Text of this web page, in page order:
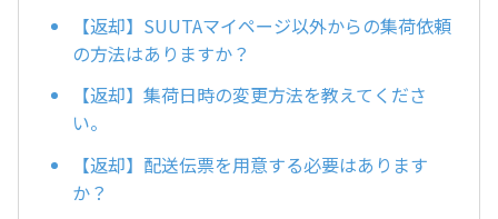
【返却】SUUTAマイページ以外からの集荷依頼
の方法はありますか？
【返却】集荷日時の変更方法を教えてくださ
い。
【返却】配送伝票を用意する必要はあります
か？